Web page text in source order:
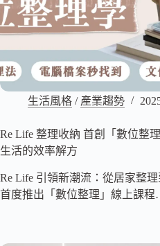
生活風格 / 產業趨勢
Re Life 整理收納 首創「數位整
生活的效率解方
Re Life 引領新潮流：從居家整
首度推出「數位整理」線上課